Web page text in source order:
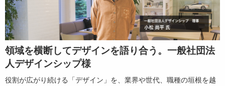
領域を横断してデザインを語り合う。一般社団法
人デザインシップ様
役割が広がり続ける「デザイン」を、業界や世代、職種の垣根を越